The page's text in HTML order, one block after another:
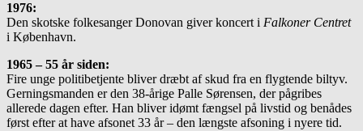
1976:
Den skotske folkesanger Donovan giver koncert i Falkoner Centret
i København.
1965 – 55 år siden:
Fire unge politibetjente bliver dræbt af skud fra en flygtende biltyv.
Gerningsmanden er den 38-årige Palle Sørensen, der pågribes
allerede dagen efter. Han bliver idømt fængsel på livstid og benådes
først efter at have afsonet 33 år – den længste afsoning i nyere tid.